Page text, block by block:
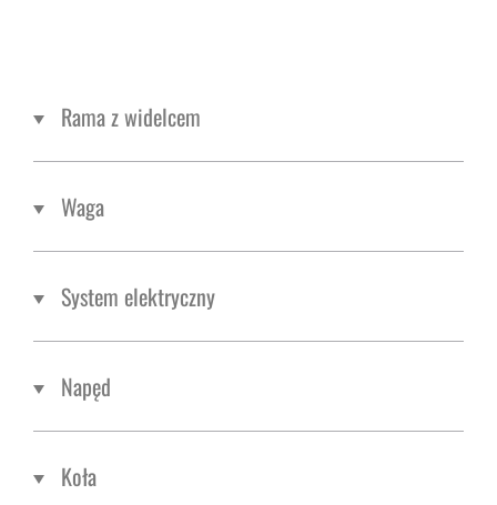
Rama z widelcem
Waga
System elektryczny
Napęd
Koła